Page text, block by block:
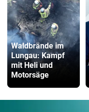
Waldbrände im
Lungau: Kampf
mit Heli und
Motorsäge